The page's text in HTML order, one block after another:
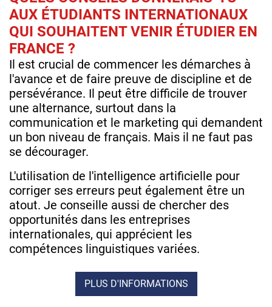
AUX ÉTUDIANTS INTERNATIONAUX
QUI SOUHAITENT VENIR ÉTUDIER EN
FRANCE ?
Il est crucial de commencer les démarches à
l'avance et de faire preuve de discipline et de
persévérance. Il peut être difficile de trouver
une alternance, surtout dans la
communication et le marketing qui demandent
un bon niveau de français. Mais il ne faut pas
se décourager.
L'utilisation de l'intelligence artificielle pour
corriger ses erreurs peut également être un
atout. Je conseille aussi de chercher des
opportunités dans les entreprises
internationales, qui apprécient les
compétences linguistiques variées.
PLUS D'INFORMATIONS